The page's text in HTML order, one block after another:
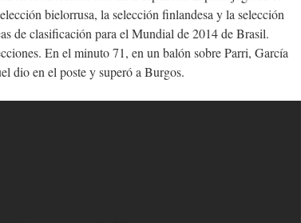
bielorrusa, la selección finlandesa y la selección
de clasificación para el Mundial de 2014 de Brasil.
En el minuto 71, en un balón sobre Parri, García
dio en el poste y superó a Burgos.